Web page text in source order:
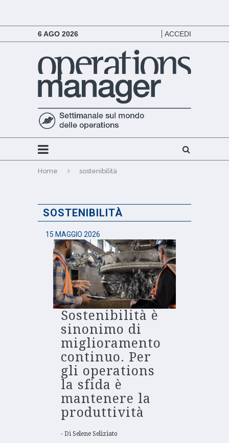
6 AGO 2026 ACCEDI
Home sostenibilità
SOSTENIBILITÀ
15 MAGGIO 2026
Sostenibilità è
sinonimo di
miglioramento
continuo. Per
gli operations
la sfida è
mantenere la
produttività
Di Selene Seliziato